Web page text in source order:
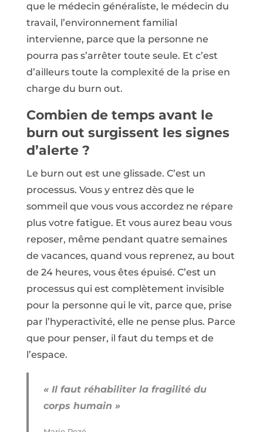
que le médecin généraliste, le médecin du
travail, l’environnement familial
intervienne, parce que la personne ne
pourra pas s’arrêter toute seule. Et c’est
d’ailleurs toute la complexité de la prise en
charge du burn out.
Combien de temps avant le
burn out surgissent les signes
d’alerte ?
Le burn out est une glissade. C’est un
processus. Vous y entrez dès que le
sommeil que vous vous accordez ne répare
plus votre fatigue. Et vous aurez beau vous
reposer, même pendant quatre semaines
de vacances, quand vous reprenez, au bout
de 24 heures, vous êtes épuisé. C’est un
processus qui est complètement invisible
pour la personne qui le vit, parce que, prise
par l’hyperactivité, elle ne pense plus. Parce
que pour penser, il faut du temps et de
l’espace.
« Il faut réhabiliter la fragilité du
corps humain »